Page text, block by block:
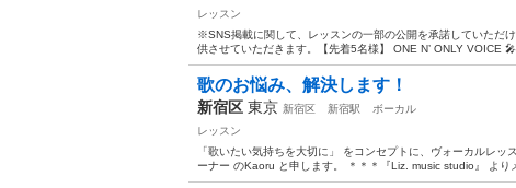
レッスン
※SNS掲載に関して、レッスンの一部の公開を承諾していただ
供させていただきます。【先着5名様】 ONE N’ ONLY VOICE
歌のお悩み、解決します！
新宿区 東京 新宿区 新宿駅
ボーカル
レッスン
「歌いたい気持ちを大切に」 をコンセプトに、ヴォーカルレ
ーナー のKaoru と申します。 ＊＊＊『Liz. music studio』 より